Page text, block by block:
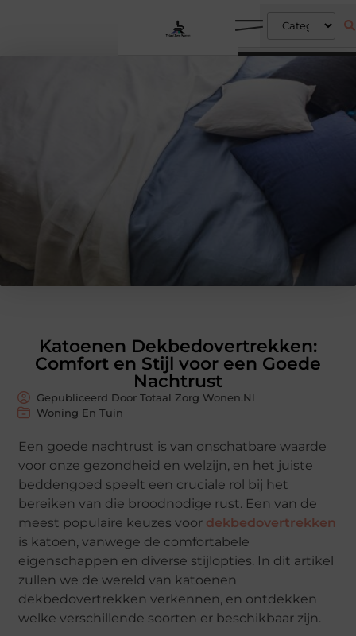
Katoenen Dekbedovertrekken:
Comfort en Stijl voor een Goede
Nachtrust
Gepubliceerd Door Totaal Zorg Wonen.nl
Woning En Tuin
Een goede nachtrust is van onschatbare waarde
voor onze gezondheid en welzijn, en het juiste
beddengoed speelt een cruciale rol bij het
bereiken van die broodnodige rust. Een van de
meest populaire keuzes voor dekbedovertrekken
is katoen, vanwege de comfortabele
eigenschappen en diverse stijlopties. In dit artikel
zullen we de wereld van katoenen
dekbedovertrekken verkennen, en ontdekken
welke verschillende soorten er beschikbaar zijn.